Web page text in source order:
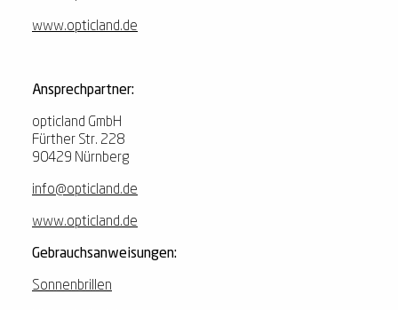
www.opticland.de
Ansprechpartner:
opticland GmbH
Fürther Str. 228
90429 Nürnberg
info@opticland.de
www.opticland.de
Gebrauchsanweisungen:
Sonnenbrillen